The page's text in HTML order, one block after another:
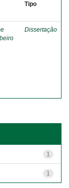
Tipo
Dissertação
1
1